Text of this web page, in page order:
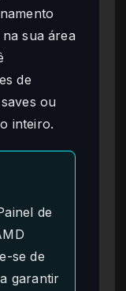
sua área
de
ou
inteiro.
de
se de
garantir